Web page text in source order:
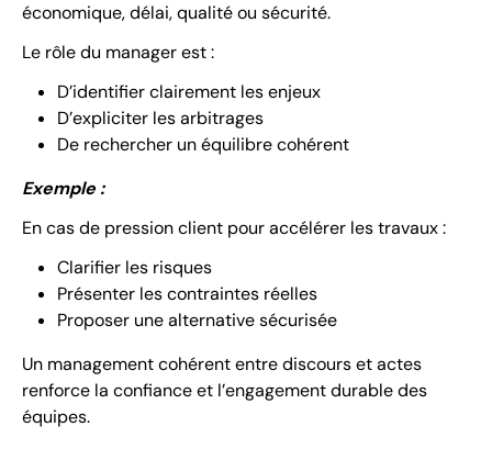
économique, délai, qualité ou sécurité.
Le rôle du manager est :
D’identifier clairement les enjeux
D’expliciter les arbitrages
De rechercher un équilibre cohérent
Exemple :
En cas de pression client pour accélérer les travaux :
Clarifier les risques
Présenter les contraintes réelles
Proposer une alternative sécurisée
Un management cohérent entre discours et actes
renforce la confiance et l’engagement durable des
équipes.